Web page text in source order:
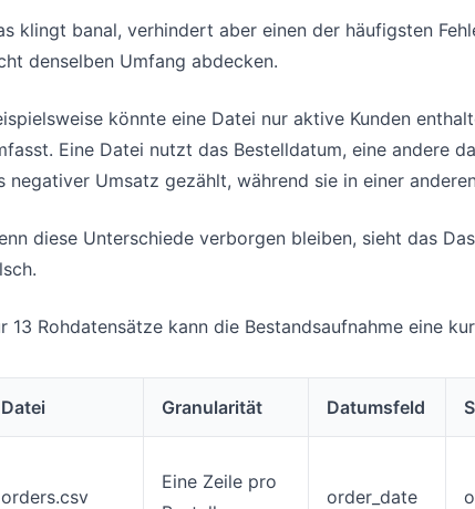
klingt banal, verhindert aber einen der häufigsten
denselben Umfang abdecken.
könnte eine Datei nur aktive Kunden
Eine Datei nutzt das Bestelldatum, eine andere
negativer Umsatz gezählt, während sie in einer
diese Unterschiede verborgen bleiben, sieht das
13 Rohdatensätze kann die Bestandsaufnahme eine
Datei Granularität Datumsfeld
orders.csv
Eine Zeile pro
order_date